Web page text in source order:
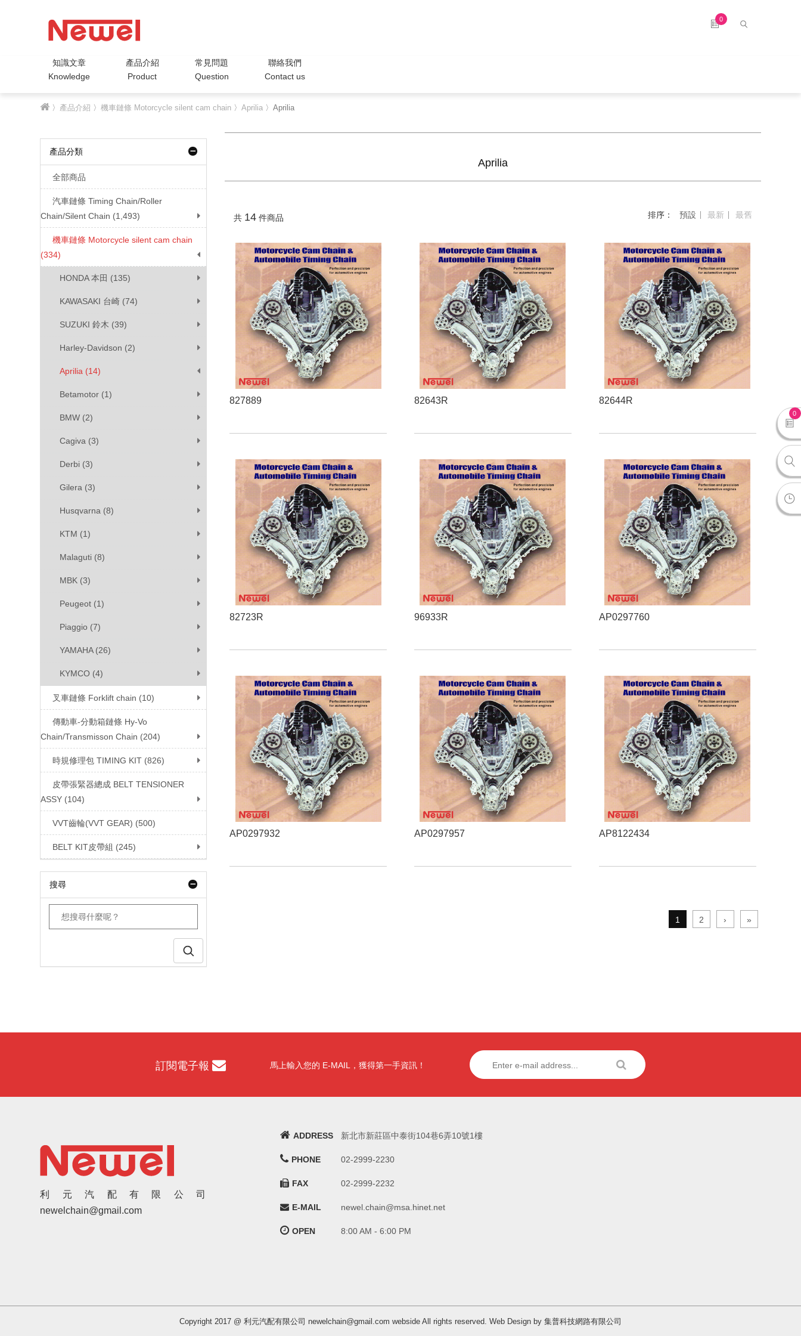
0
知識文章
Knowledge
產品介紹
Product
常見問題
Question
聯絡我們
Contact us
0
〉 產品介紹 〉機車鏈條 Motorcycle silent cam chain 〉Aprilia 〉Aprilia
產品分類
全部商品
汽車鏈條 Timing Chain/Roller
Chain/Silent Chain (1,493)
機車鏈條 Motorcycle silent cam chain
(334)
HONDA 本田 (135)
KAWASAKI 台崎 (74)
SUZUKI 鈴木 (39)
Harley-Davidson (2)
Aprilia (14)
Betamotor (1)
BMW (2)
Cagiva (3)
Derbi (3)
Gilera (3)
Husqvarna (8)
KTM (1)
Malaguti (8)
MBK (3)
Peugeot (1)
Piaggio (7)
YAMAHA (26)
KYMCO (4)
叉車鏈條 Forklift chain (10)
傳動車-分動箱鏈條 Hy-Vo
Chain/Transmisson Chain (204)
時規修理包 TIMING KIT (826)
皮帶張緊器總成 BELT TENSIONER
ASSY (104)
VVT齒輪(VVT GEAR) (500)
BELT KIT皮帶組 (245)
搜尋
Aprilia
共 14 件商品 排序： 預設 最新 最舊
827889 82643R 82644R
82723R 96933R AP0297760
AP0297932 AP0297957 AP8122434
1 2 › »
訂閱電子報 馬上輸入您的 E-MAIL，獲得第一手資訊！
利元汽配有限公司
newelchain@gmail.com
ADDRESS 新北市新莊區中泰街104巷6弄10號1樓
PHONE 02-2999-2230
FAX 02-2999-2232
E-MAIL newel.chain@msa.hinet.net
OPEN 8:00 AM - 6:00 PM
Copyright 2017 @ 利元汽配有限公司 newelchain@gmail.com webside All rights reserved. Web Design by 集普科技網路有限公司